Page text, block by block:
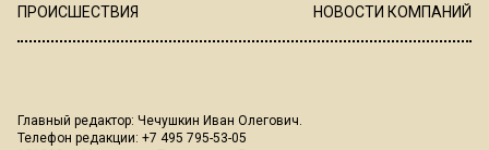
ПРОИСШЕСТВИЯ
НОВОСТИ КОМПАНИЙ
Главный редактор: Чечушкин Иван Олегович.
Телефон редакции: +7 495 795-53-05